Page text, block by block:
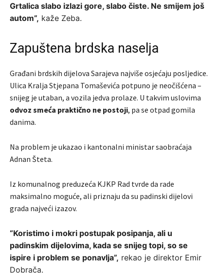
Grtalica slabo izlazi gore, slabo čiste. Ne smijem još
autom”, kaže Zeba.
Zapuštena brdska naselja
Građani brdskih dijelova Sarajeva najviše osjećaju posljedice.
Ulica Kralja Stjepana Tomaševića potpuno je neočišćena –
snijeg je utaban, a vozila jedva prolaze. U takvim uslovima
odvoz smeća praktično ne postoji, pa se otpad gomila
danima.
Na problem je ukazao i kantonalni ministar saobraćaja
Adnan Šteta.
Iz komunalnog preduzeća KJKP Rad tvrde da rade
maksimalno moguće, ali priznaju da su padinski dijelovi
grada najveći izazov.
“Koristimo i mokri postupak posipanja, ali u
padinskim dijelovima, kada se snijeg topi, so se
ispire i problem se ponavlja”, rekao je direktor Emir
Dobrača.